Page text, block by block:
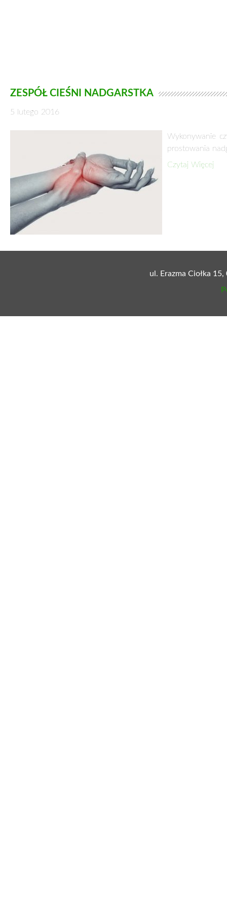
ZESPÓŁ CIEŚNI NADGARSTKA
5 lutego 2016
Wykonywanie
prostowania
Czytaj Więcej
ul. Erazma Ciołka